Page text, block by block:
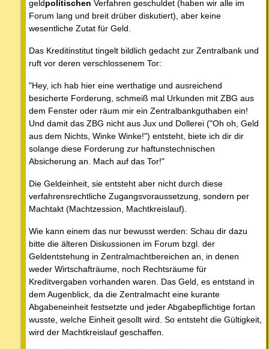
geldpolitischen Verfahren geschuldet (haben wir alle im
Forum lang und breit drüber diskutiert), aber keine
wesentliche Zutat für Geld.
Das Kreditinstitut tingelt bildlich gedacht zur Zentralbank und
ruft vor deren verschlossenem Tor:
"Hey, ich hab hier eine werthatige und ausreichend
besicherte Forderung, schmeiß mal Urkunden mit ZBG aus
dem Fenster oder räum mir ein Zentralbankguthaben ein!
Und damit das ZBG nicht aus Jux und Dollerei ("Oh oh, Geld
aus dem Nichts, Winke Winke!") entsteht, biete ich dir dir
solange diese Forderung zur haftunstechnischen
Absicherung an. Mach auf das Tor!"
Die Geldeinheit, sie entsteht aber nicht durch diese
verfahrensrechtliche Zugangsvoraussetzung, sondern per
Machtakt (Machtzession, Machtkreislauf).
Wie kann einem das nur bewusst werden: Schau dir dazu
bitte die älteren Diskussionen im Forum bzgl. der
Geldentstehung in Zentralmachtbereichen an, in denen
weder Wirtschafträume, noch Rechtsräume für
Kreditvergaben vorhanden waren. Das Geld, es entstand in
dem Augenblick, da die Zentralmacht eine kurante
Abgabeneinheit festsetzte und jeder Abgabepflichtige fortan
wusste, welche Einheit gesollt wird. So entsteht die Gültigkeit,
wird der Machtkreislauf geschaffen.